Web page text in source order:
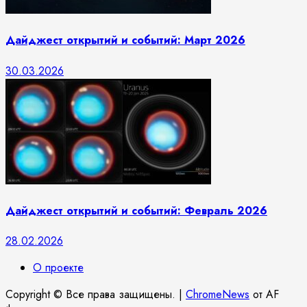
Дайджест открытий и событий: Март 2026
30.03.2026
Дайджест открытий и событий: Февраль 2026
28.02.2026
О проекте
Copyright © Все права защищены. | ChromeNews от AF